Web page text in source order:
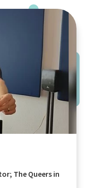
The Queers in